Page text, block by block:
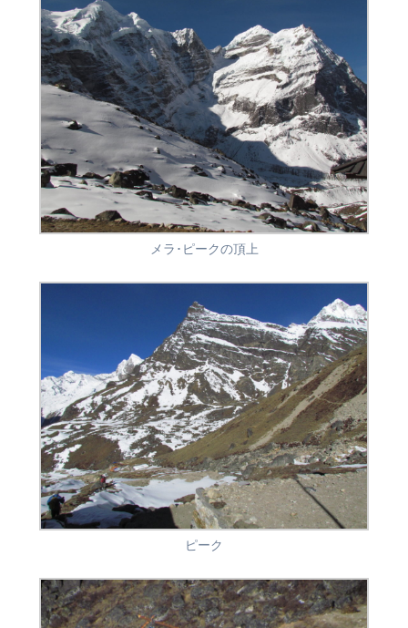
メラ･ピークの頂上
ピーク